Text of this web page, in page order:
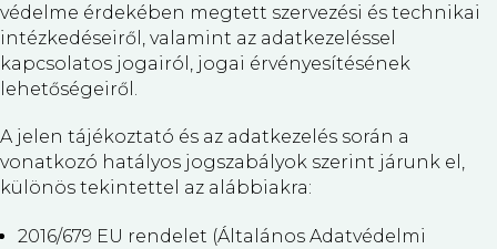
védelme érdekében megtett szervezési és technikai
intézkedéseiről, valamint az adatkezeléssel
kapcsolatos jogairól, jogai érvényesítésének
lehetőségeiről.
A jelen tájékoztató és az adatkezelés során a
vonatkozó hatályos jogszabályok szerint járunk el,
különös tekintettel az alábbiakra:
2016/679 EU rendelet (Általános Adatvédelmi